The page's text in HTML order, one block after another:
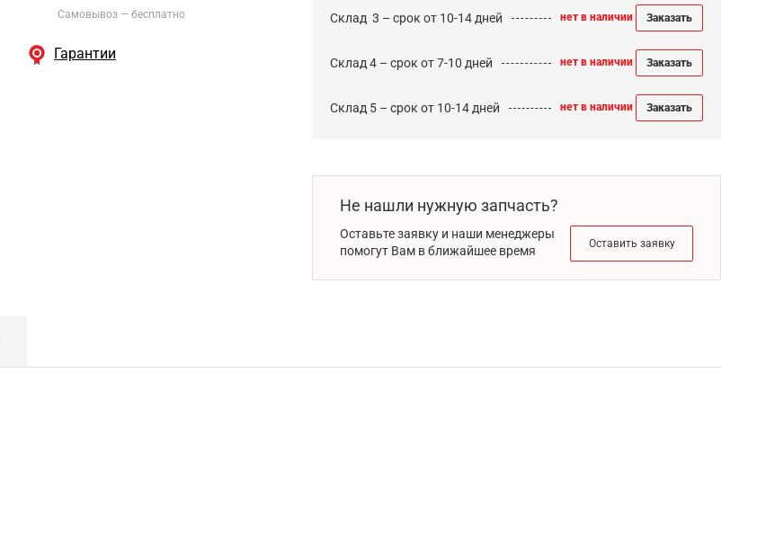
Самовывоз — бесплатно
Гарантии
Cклад 3 – срок от 10-14 дней нет в наличии Заказать
Склад 4 – срок от 7-10 дней нет в наличии Заказать
Склад 5 – срок от 10-14 дней нет в наличии Заказать
Не нашли нужную запчасть?
Оставьте заявку и наши менеджеры
помогут Вам в ближайшее время
Оставить заявку